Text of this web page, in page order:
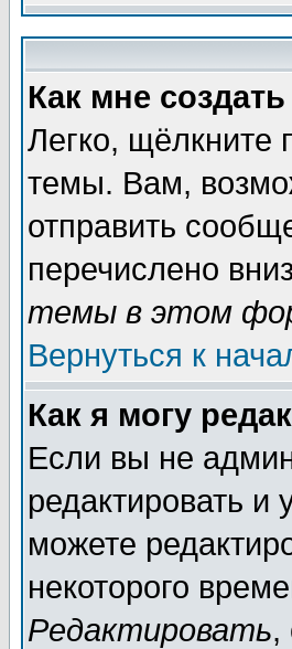
Как мне
Легко, щёлкните
темы. Вам,
отправить
перечислено
темы в этом
Вернуться к
Как я могу
Если вы не
редактировать
можете
некоторого
Редактировать,